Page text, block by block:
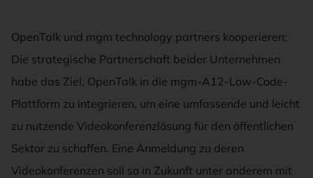
OpenTalk und mgm technology partners kooperieren:
Die strategische Partnerschaft beider Unternehmen
habe das Ziel, OpenTalk in die mgm-A12-Low-Code-
Plattform zu integrieren, um eine umfassende und leicht
zu nutzende Videokonferenzlösung für den öffentlichen
Sektor zu schaffen. Eine Anmeldung zu deren
Videokonferenzen soll so in Zukunft unter anderem mit